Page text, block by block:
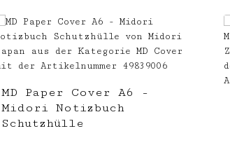
MD Paper Cover A6 -
Midori Notizbuch
Schutzhülle